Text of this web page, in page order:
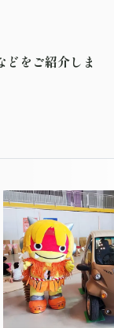
どをご紹介しま